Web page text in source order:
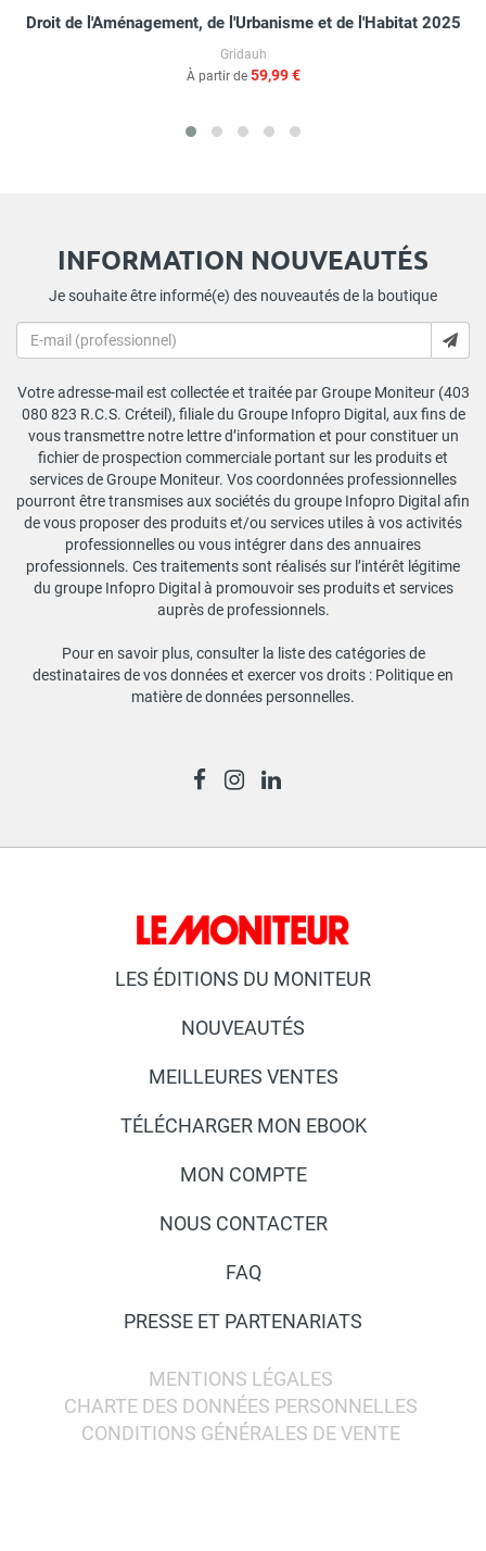
Droit de l'Aménagement, de l'Urbanisme et de l'Habitat 2025
Gridauh
À partir de 59,99 €
INFORMATION NOUVEAUTÉS
Je souhaite être informé(e) des nouveautés de la boutique
Votre adresse-mail est collectée et traitée par Groupe Moniteur (403
080 823 R.C.S. Créteil), filiale du Groupe Infopro Digital, aux fins de
vous transmettre notre lettre d’information et pour constituer un
fichier de prospection commerciale portant sur les produits et
services de Groupe Moniteur. Vos coordonnées professionnelles
pourront être transmises aux sociétés du groupe Infopro Digital afin
de vous proposer des produits et/ou services utiles à vos activités
professionnelles ou vous intégrer dans des annuaires
professionnels. Ces traitements sont réalisés sur l’intérêt légitime
du groupe Infopro Digital à promouvoir ses produits et services
auprès de professionnels.
Pour en savoir plus, consulter la liste des catégories de
destinataires de vos données et exercer vos droits : Politique en
matière de données personnelles.
LES ÉDITIONS DU MONITEUR
NOUVEAUTÉS
MEILLEURES VENTES
TÉLÉCHARGER MON EBOOK
MON COMPTE
NOUS CONTACTER
FAQ
PRESSE ET PARTENARIATS
MENTIONS LÉGALES
CHARTE DES DONNÉES PERSONNELLES
CONDITIONS GÉNÉRALES DE VENTE